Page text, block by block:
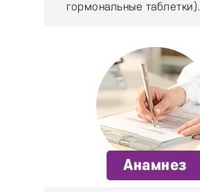
гормональные таблетки).
Анамнез